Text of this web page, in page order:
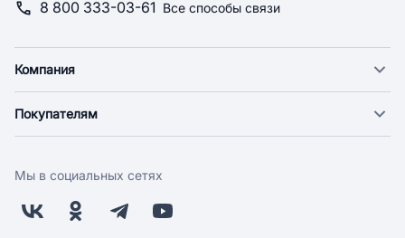
8 800 333-03-61 Все способы связи
Компания
Новости
Поставщикам
Заводчикам
Покупателям
Оплата
Бонусная программа
Мы в социальных сетях